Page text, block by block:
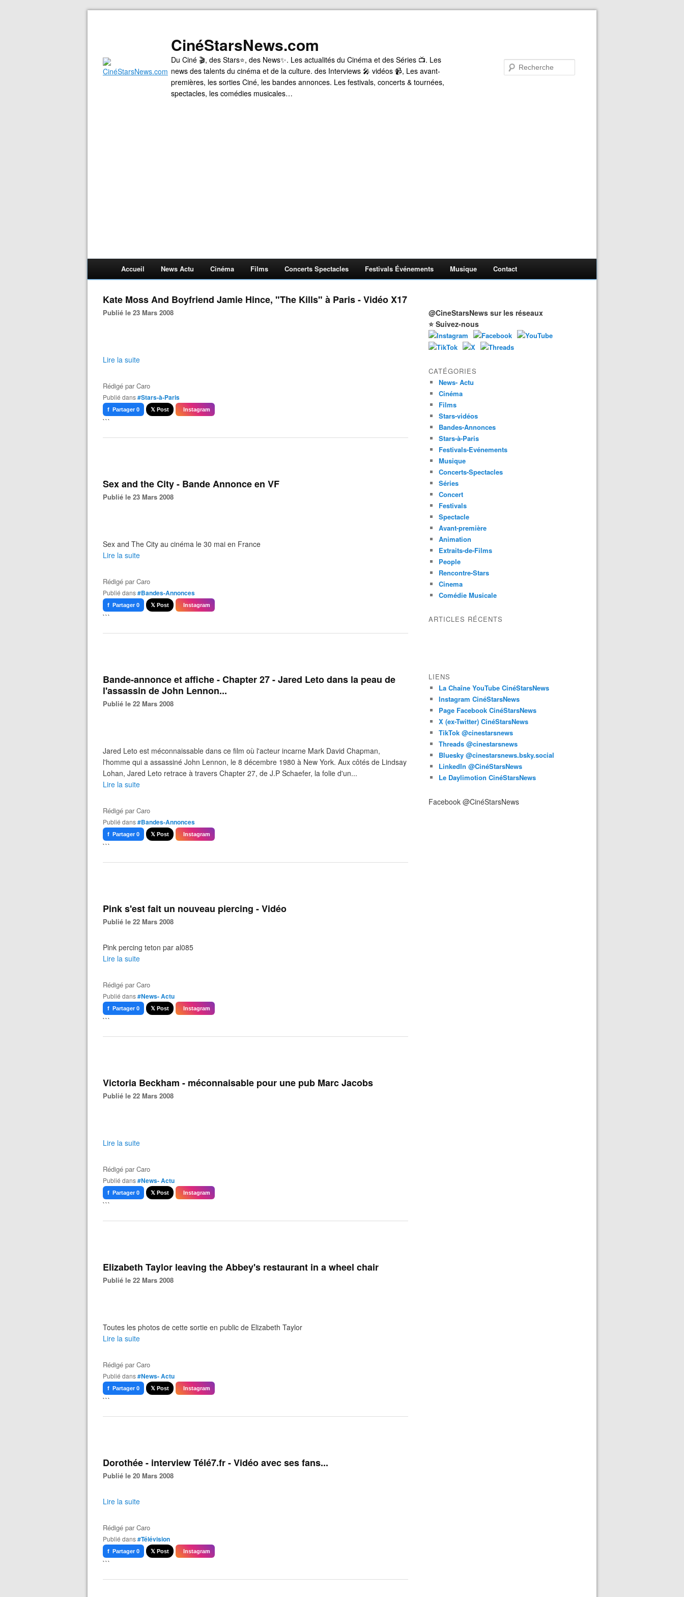
CinéStarsNews.com
Du Ciné 🎬, des Stars⭐, des News✨. Les actualités du Cinéma et des Séries 📺. Les
news des talents du cinéma et de la culture. des Interviews 🎤 vidéos 📹, Les avant-
premières, les sorties Ciné, les bandes annonces. Les festivals, concerts & tournées,
spectacles, les comédies musicales…
Accueil News Actu Cinéma Films Concerts Spectacles Festivals Événements Musique Contact
Kate Moss And Boyfriend Jamie Hince, "The Kills" à Paris - Vidéo X17
Publié le 23 Mars 2008
Lire la suite
Rédigé parCaro
Publié dans#Stars-à-Paris
f Partager 0 𝕏 Post Instagram
```
Sex and the City - Bande Annonce en VF
Publié le 23 Mars 2008
Sex and The City au cinéma le 30 mai en France
Lire la suite
Rédigé parCaro
Publié dans#Bandes-Annonces
f Partager 0 𝕏 Post Instagram
```
Bande-annonce et affiche - Chapter 27 - Jared Leto dans la peau de
l'assassin de John Lennon...
Publié le 22 Mars 2008
Jared Leto est méconnaissable dans ce film où l'acteur incarne Mark David Chapman,
l'homme qui a assassiné John Lennon, le 8 décembre 1980 à New York. Aux côtés de Lindsay
Lohan, Jared Leto retrace à travers Chapter 27, de J.P Schaefer, la folie d'un...
Lire la suite
Rédigé parCaro
Publié dans#Bandes-Annonces
f Partager 0 𝕏 Post Instagram
```
Pink s'est fait un nouveau piercing - Vidéo
Publié le 22 Mars 2008
Pink percing teton par al085
Lire la suite
Rédigé parCaro
Publié dans#News- Actu
f Partager 0 𝕏 Post Instagram
```
Victoria Beckham - méconnaisable pour une pub Marc Jacobs
Publié le 22 Mars 2008
Lire la suite
Rédigé parCaro
Publié dans#News- Actu
f Partager 0 𝕏 Post Instagram
```
Elizabeth Taylor leaving the Abbey's restaurant in a wheel chair
Publié le 22 Mars 2008
Toutes les photos de cette sortie en public de Elizabeth Taylor
Lire la suite
Rédigé parCaro
Publié dans#News- Actu
f Partager 0 𝕏 Post Instagram
```
Dorothée - interview Télé7.fr - Vidéo avec ses fans...
Publié le 20 Mars 2008
Lire la suite
Rédigé parCaro
Publié dans#Télévision
f Partager 0 𝕏 Post Instagram
```
@CineStarsNews sur les réseaux
⭐ Suivez-nous
CATÉGORIES
News- Actu
Cinéma
Films
Stars-vidéos
Bandes-Annonces
Stars-à-Paris
Festivals-Evénements
Musique
Concerts-Spectacles
Séries
Concert
Festivals
Spectacle
Avant-première
Animation
Extraits-de-Films
People
Rencontre-Stars
Cinema
Comédie Musicale
ARTICLES RÉCENTS
LIENS
La Chaîne YouTube CinéStarsNews
Instagram CinéStarsNews
Page Facebook CinéStarsNews
X (ex-Twitter) CinéStarsNews
TikTok @cinestarsnews
Threads @cinestarsnews
Bluesky @cinestarsnews.bsky.social‬
LinkedIn @CinéStarsNews
Le Daylimotion CinéStarsNews
Facebook @CinéStarsNews